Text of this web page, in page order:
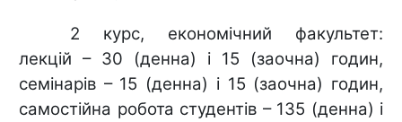
2 курс, економічний факультет:
лекцій – 30 (денна) і 15 (заочна) годин,
семінарів – 15 (денна) і 15 (заочна) годин,
самостійна робота студентів – 135 (денна) і